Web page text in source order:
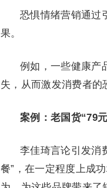
恐惧情绪营销通过
果。
例如，一些健康产
失，从而激发消费者的
案例：老国货“79
李佳琦言论引发消
餐”，在一定程度上成